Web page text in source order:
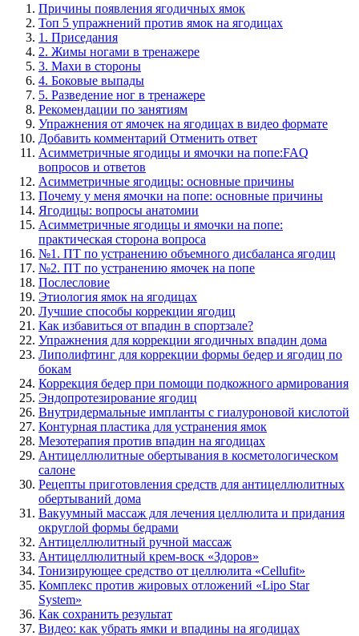
Причины появления ягодичных ямок
Топ 5 упражнений против ямок на ягодицах
1. Приседания
2. Жимы ногами в тренажере
3. Махи в стороны
4. Боковые выпады
5. Разведение ног в тренажере
Рекомендации по занятиям
Упражнения от ямочек на ягодицах в видео формате
Добавить комментарий Отменить ответ
Асимметричные ягодицы и ямочки на попе:FAQ
вопросов и ответов
Асимметричные ягодицы: основные причины
Почему у меня ямочки на попе: основные причины
Ягодицы: вопросы анатомии
Асимметричные ягодицы и ямочки на попе:
практическая сторона вопроса
№1. ПТ по устранению объемного дисбаланса ягодиц
№2. ПТ по устранению ямочек на попе
Послесловие
Этиология ямок на ягодицах
Лучшие способы коррекции ягодиц
Как избавиться от впадин в спортзале?
Упражнения для коррекции ягодичных впадин дома
Липолифтинг для коррекции формы бедер и ягодиц по
бокам
Коррекция бедер при помощи подкожного армирования
Эндопротезирование ягодиц
Внутридермальные импланты с гиалуроновой кислотой
Контурная пластика для устранения ямок
Мезотерапия против впадин на ягодицах
Антицеллюлитные обертывания в косметологическом
салоне
Рецепты приготовления средств для антицеллюлитных
обертываний дома
Вакуумный массаж для лечения целлюлита и придания
округлой формы бедрами
Антицеллюлитный ручной массаж
Антицеллюлитный крем-воск «Здоров»
Тонизирующее средство от целлюлита «Cellufit»
Комплекс против жировых отложений «Lipo Star
System»
Как сохранить результат
Видео: как убрать ямки и впадины на ягодицах